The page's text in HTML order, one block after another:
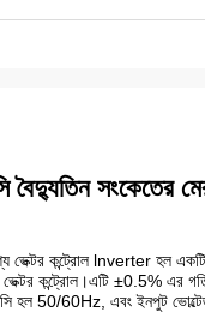
বৈদ্যুতিন সংকেতের
ভেক্টর কন্ট্রোল lnverter হল একটি
কন্ট্রোল।এটি ±0.5% এর
হল 50/60Hz, এবং ইনপুট